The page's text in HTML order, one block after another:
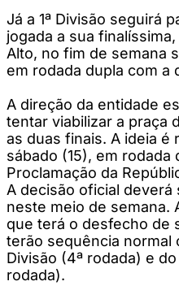
Já a 1ª Divisão seguirá
jogada a sua
Alto, no fim de semana
em rodada dupla com a
A direção da entidade
tentar viabilizar a praça
as duas finais. A ideia é
sábado (15), em rodada
Proclamação da
A decisão oficial deverá
neste meio de semana.
que terá o desfecho de
terão sequência normal
Divisão (4ª rodada) e
rodada).